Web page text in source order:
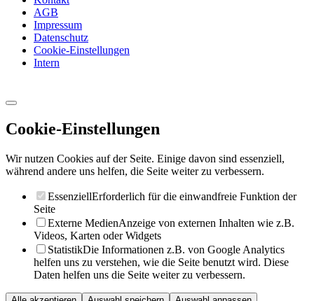
AGB
Impressum
Datenschutz
Cookie-Einstellungen
Intern
Cookie-Einstellungen
Wir nutzen Cookies auf der Seite. Einige davon sind essenziell,
während andere uns helfen, die Seite weiter zu verbessern.
EssenziellErforderlich für die einwandfreie Funktion der
Seite
Externe MedienAnzeige von externen Inhalten wie z.B.
Videos, Karten oder Widgets
StatistikDie Informationen z.B. von Google Analytics
helfen uns zu verstehen, wie die Seite benutzt wird. Diese
Daten helfen uns die Seite weiter zu verbessern.